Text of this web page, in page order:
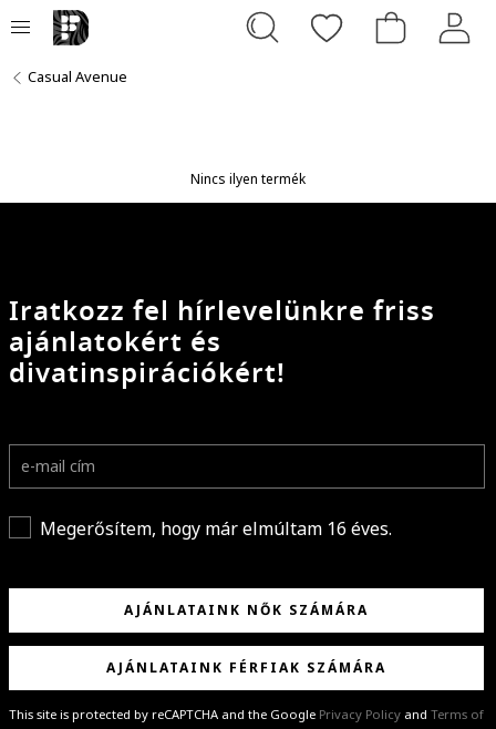
Casual Avenue
Nincs ilyen termék
Iratkozz fel hírlevelünkre friss
ajánlatokért és
divatinspirációkért!
Megerősítem, hogy már elmúltam 16 éves.
AJÁNLATAINK NŐK SZÁMÁRA
AJÁNLATAINK FÉRFIAK SZÁMÁRA
This site is protected by reCAPTCHA and the Google Privacy Policy and Terms of